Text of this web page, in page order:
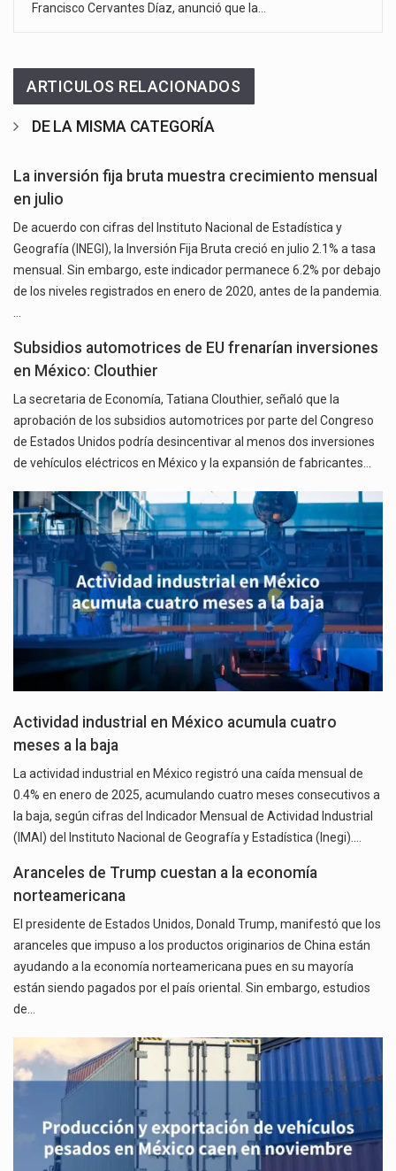
Francisco Cervantes Díaz, anunció que la…
ARTICULOS RELACIONADOS
DE LA MISMA CATEGORÍA
La inversión fija bruta muestra crecimiento mensual
en julio
De acuerdo con cifras del Instituto Nacional de Estadística y
Geografía (INEGI), la Inversión Fija Bruta creció en julio 2.1% a tasa
mensual. Sin embargo, este indicador permanece 6.2% por debajo
de los niveles registrados en enero de 2020, antes de la pandemia.
…
Subsidios automotrices de EU frenarían inversiones
en México: Clouthier
La secretaria de Economía, Tatiana Clouthier, señaló que la
aprobación de los subsidios automotrices por parte del Congreso
de Estados Unidos podría desincentivar al menos dos inversiones
de vehículos eléctricos en México y la expansión de fabricantes…
Actividad industrial en México acumula cuatro
meses a la baja
La actividad industrial en México registró una caída mensual de
0.4% en enero de 2025, acumulando cuatro meses consecutivos a
la baja, según cifras del Indicador Mensual de Actividad Industrial
(IMAI) del Instituto Nacional de Geografía y Estadística (Inegi).…
Aranceles de Trump cuestan a la economía
norteamericana
El presidente de Estados Unidos, Donald Trump, manifestó que los
aranceles que impuso a los productos originarios de China están
ayudando a la economía norteamericana pues en su mayoría
están siendo pagados por el país oriental. Sin embargo, estudios
de…